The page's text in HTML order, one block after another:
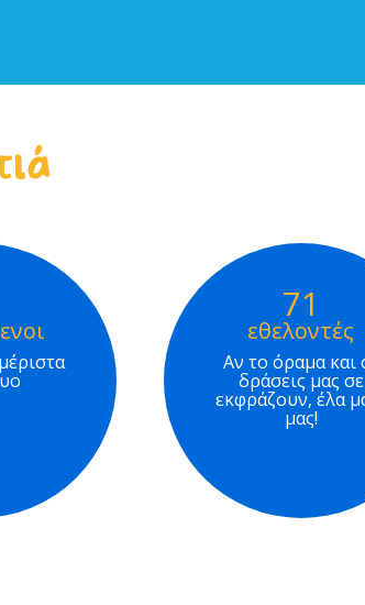
71
εθελοντές
Αν το όραμα και
δράσεις μας σε
εκφράζουν, έλα
μας!